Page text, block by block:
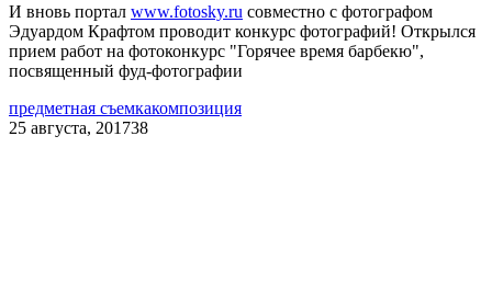
И вновь портал www.fotosky.ru совместно с фотографом
Эдуардом Крафтом проводит конкурс фотографий! Открылся
прием работ на фотоконкурс "Горячее время барбекю",
посвященный фуд-фотографии
предметная съемкакомпозиция
25 августа, 201738